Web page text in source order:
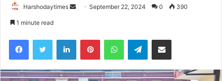
Harshodaytimes
SendSeptember 22, 2024 0 390
1 minute read
FacebookTwitter LinkedInPinterestWhatsAppTelegramShare via Email